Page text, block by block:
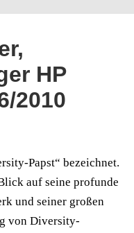
HP
2010
Papst“ bezeichnet.
auf seine profunde
und seiner großen
von Diversity-